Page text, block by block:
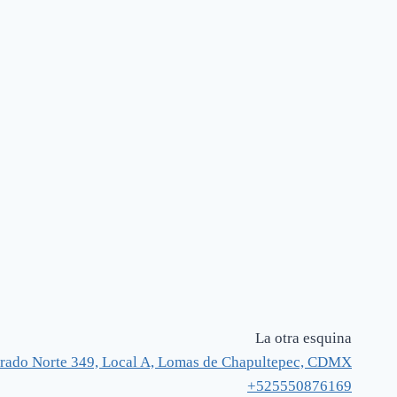
La otra esquina
Norte 349, Local A, Lomas de Chapultepec, CDMX
+525550876169